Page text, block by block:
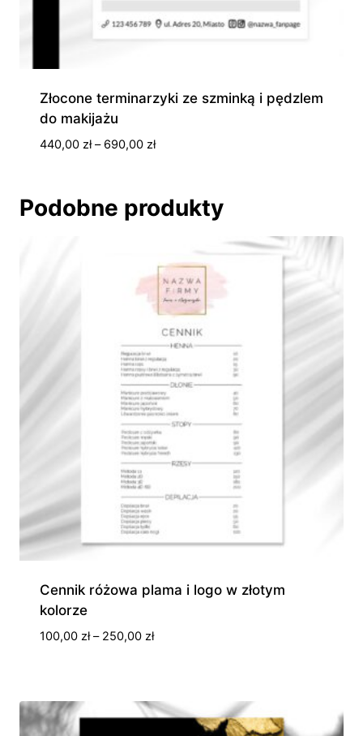
Złocone terminarzyki ze szminką i pędzlem
do makijażu
440,00 zł – 690,00 złZakres
440,00 zł
do
Podobne produkty
Cennik różowa plama i logo w złotym
kolorze
100,00 zł – 250,00 złZakres
do
250,00 zł